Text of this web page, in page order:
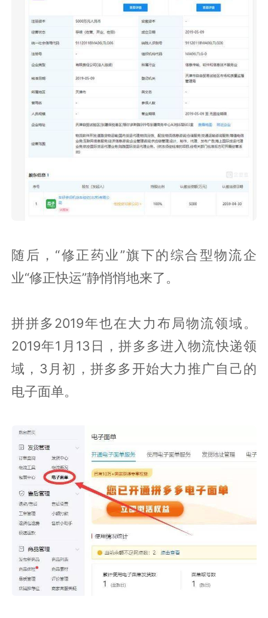
随后，“修正药业”旗下的综合型物流企
业“修正快运”静悄悄地来了。
拼拼多2019年也在大力布局物流领域。
2019年1月13日，拼多多进入物流快递领
域，3月初，拼多多开始大力推广自己的
电子面单。